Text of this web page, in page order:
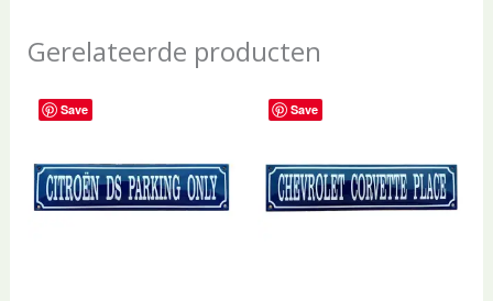
Gerelateerde producten
Save Save